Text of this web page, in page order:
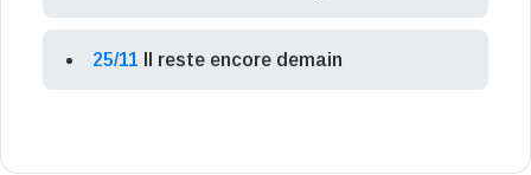
25/11 Il reste encore demain